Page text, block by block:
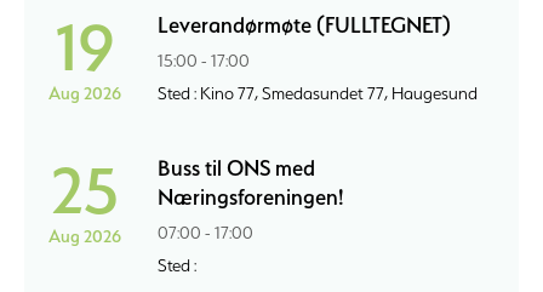
19
Aug 2026
Leverandørmøte (FULLTEGNET)
15:00 - 17:00
Sted : Kino 77, Smedasundet 77, Haugesund
25
Aug 2026
Buss til ONS med
Næringsforeningen!
07:00 - 17:00
Sted :